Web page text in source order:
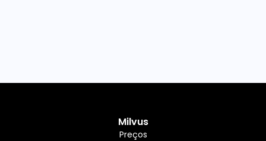
Milvus
Preços